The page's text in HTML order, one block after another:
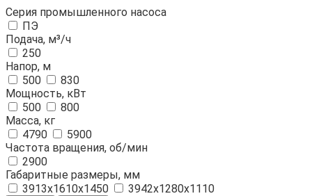
Серия промышленного насоса
ПЭ
Подача, м³/ч
250
Напор, м
500
830
Мощность, кВт
500
800
Масса, кг
4790
5900
Частота вращения, об/мин
2900
Габаритные размеры, мм
3913х1610х1450
3942х1280х1110